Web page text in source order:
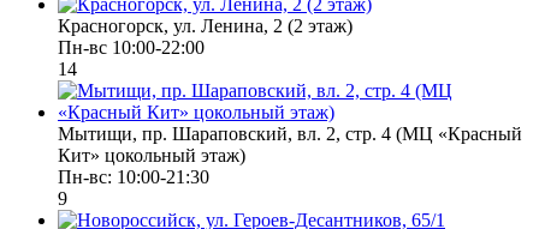
Красногорск, ул. Ленина, 2 (2 этаж)
Пн-вс 10:00-22:00
14
Мытищи, пр. Шараповский, вл. 2, стр. 4 (МЦ «Красный
Кит» цокольный этаж)
Пн-вс: 10:00-21:30
9